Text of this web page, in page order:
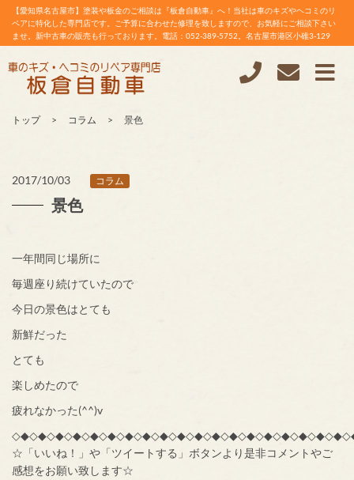
【愛知県名古屋市】塗装や板金のご相談は『板倉自動車』へ！当社は車のキズやヘコミのリ
ペアに特化した専門店です。ご予算に合わせた修理を致しますので、お気軽にご相談下さい
ませ。新中古車の販売も行っております。電話：052-389-5752。名古屋市港区小碓3-129
トップ コラム 景色
2017/10/03 コラム
景色
一年間同じ場所に
毎週座り続けていたので
今日の景色はとても
新鮮だった
とても
楽しめたので
疲れなかった(^^)v
☆「いいね！」や「ツイートする」ボタンより是非コメントやご
感想をお願い致します☆